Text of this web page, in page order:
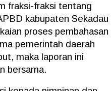
fraksi-fraksi tentang
kabupaten Sekadau
proses pembahasan
pemerintah daerah
maka laporan ini
bersama.